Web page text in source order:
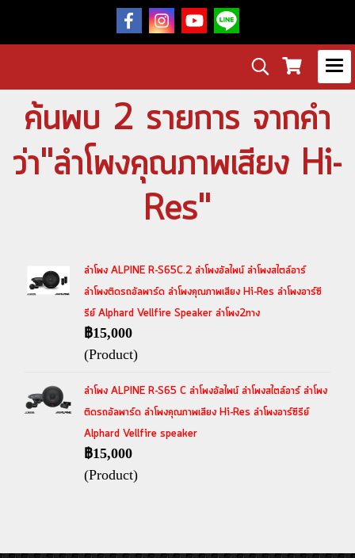
ค้นพบ 2 รายการ จากคำ
ว่า"ลำโพงคุณภาพเสียง Hi-
Res"
ลำโพง ALPINE R-S65C.2 ลำโพงอัลไพน์ ลำโพงสไตล์อาร์
ลำโพงติดรถอัลพาร์ด ลำโพงคุณภาพเสียง Hi-Res ลำโพงอาร์ซี
รีย์ Alphard Vellfire Speaker ลำโพง2ทาง
฿15,000
(Product)
ลำโพง ALPINE R-S65 C ลำโพงอัลไพน์ ลำโพงสไตล์อาร์ ลำโพง
ติดรถอัลพาร์ด ลำโพงคุณภาพเสียง Hi-Res ลำโพงอาร์ซีรีย์
Alphard Vellfire speaker
฿15,000
(Product)